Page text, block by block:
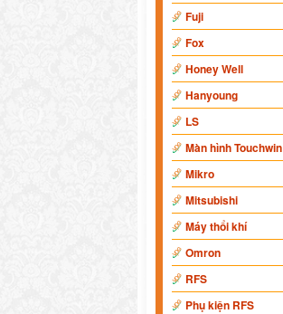
Fuji
Fox
Honey Well
Hanyoung
LS
Màn hình Touchwin
Mikro
Mitsubishi
Máy thổi khí
Omron
RFS
Phụ kiện RFS